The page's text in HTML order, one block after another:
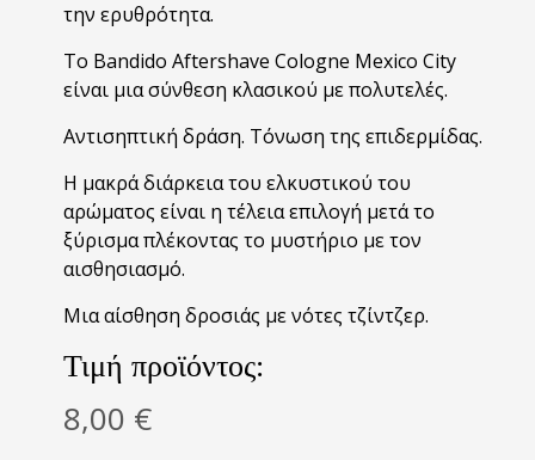
την ερυθρότητα.
Το Bandido Aftershave Cologne Mexico City
είναι μια σύνθεση κλασικού με πολυτελές.
Αντισηπτική δράση. Τόνωση της επιδερμίδας.
Η μακρά διάρκεια του ελκυστικού του
αρώματος είναι η τέλεια επιλογή μετά το
ξύρισμα πλέκοντας το μυστήριο με τον
αισθησιασμό.
Μια αίσθηση δροσιάς με νότες τζίντζερ.
Τιμή προϊόντος:
8,00 €